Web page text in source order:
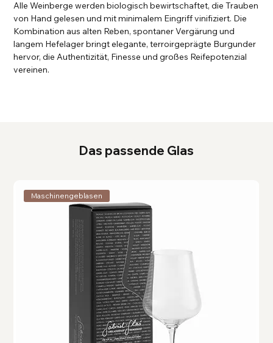
Das passende Glas
Maschinengeblasen
Alle Weinberge werden biologisch bewirtschaftet, die Trauben
von Hand gelesen und mit minimalem Eingriff vinifiziert. Die
Kombination aus alten Reben, spontaner Vergärung und
langem Hefelager bringt elegante, terroirgeprägte Burgunder
hervor, die Authentizität, Finesse und großes Reifepotenzial
vereinen.